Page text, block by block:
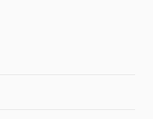
水のやうな味の
ばあたりはいち